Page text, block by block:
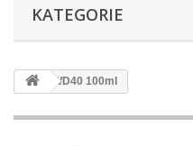
KATEGORIE
WD40 100ml